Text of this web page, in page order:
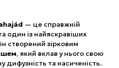
— це справжній
один із найяскравіших
створений зірковим
, який вклав у нього свою
дифузність та насиченість.